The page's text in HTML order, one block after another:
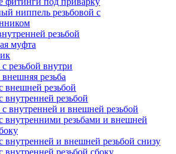
ниппель резьбовой с
резьбой
муфта
резьбой внутри
резьба
внешней резьбой
внутренней резьбой
внутренней и внешней резьбой
внутренними резьбами и внешней
внутренней и внешней резьбой снизу
внутренней резьбой сбоку